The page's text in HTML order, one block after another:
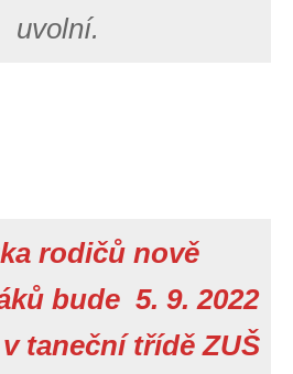
uvolní.
rodičů nově
bude 5. 9. 2022
v taneční třídě ZUŠ